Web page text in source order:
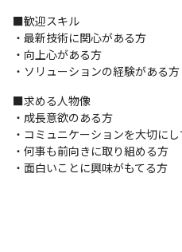
❙弊社の魅力
─────
■エンジニア本人が案件を希望・
システムの種類や活かしたいス
■こだわり条件も大切に
給与を上げたい、残業を減らし
同じ現場に長く居たい…という希
度も高く
■歓迎スキル
・最新技術に関心がある方
・向上心がある方
・ソリューションの経験がある方
■求める人物像
・成長意欲のある方
・コミュニケーションを大切に
・何事も前向きに取り組める方
・面白いことに興味がもてる方